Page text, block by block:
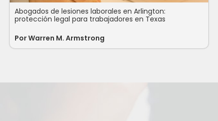
Abogados de lesiones laborales en Arlington:
protección legal para trabajadores en Texas
PorWarren M. Armstrong